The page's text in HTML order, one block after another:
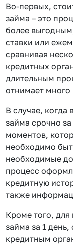
Во-первых,
займа – это
более
ставки или
сравнивая
кредитных
длительным
отнимает
В случае, когда
займа срочно
моментов,
необходимо
необходимые
процесс
кредитную
также
Кроме того,
займа за 1
кредитным